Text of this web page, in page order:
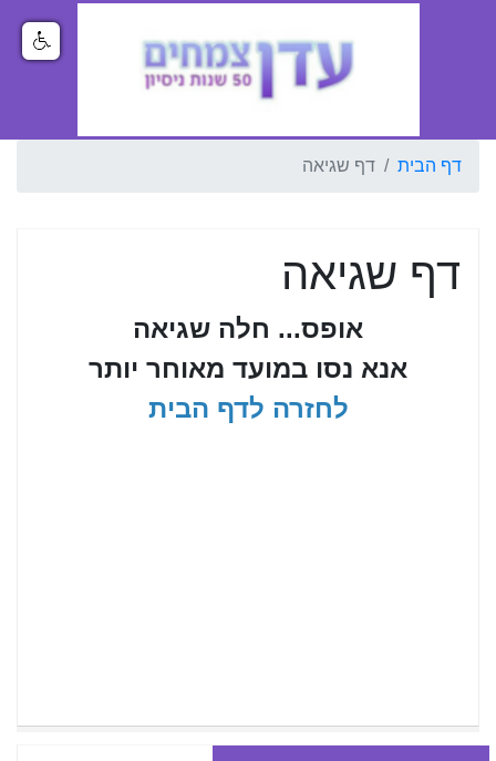
דף הבית דף שגיאה
דף שגיאה
אופס... חלה שגיאה
אנא נסו במועד מאוחר יותר
לחזרה לדף הבית